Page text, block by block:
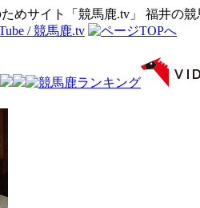
めサイト「競馬鹿.tv」 福井の